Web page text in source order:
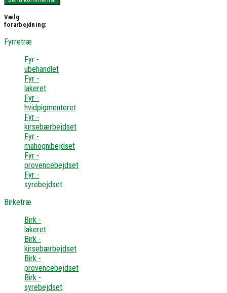
Vælg
forarbejdning:
Fyrretræ
Fyr -
ubehandlet
Fyr -
lakeret
Fyr -
hvidpigmenteret
Fyr -
kirsebærbejdset
Fyr -
mahognibejdset
Fyr -
provencebejdset
Fyr -
syrebejdset
Birketræ
Birk -
lakeret
Birk -
kirsebærbejdset
Birk -
provencebejdset
Birk -
syrebejdset